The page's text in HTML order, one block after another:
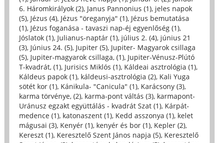
6. Háromkirályok (2), Janus Pannonius (1), jeles napok
(5), Jézus (4), Jézus "öreganyja" (1), Jézus bemutatása
(1), Jézus foganása - tavaszi nap-éj egyenlőség (1),
Jóslatok (1), Julianus-naptár (1), július 2. (4), június 21
(3), Június 24. (5), Jupiter (5), Jupiter- Magyarok csillaga
(5), Jupiter-magyarok csillaga, (1), Jupiter-Vénusz-Plútó
T-kvadrát, (1), Jurisics Miklós (1), Káldeai asztrológia (1),
Káldeus papok (1), káldeusi-asztrológia (2), Kali Yuga
sötét kor (1), Kánikula- "Canicula" (1), Karácsony (3),
karma törvénye, (2), karma-pont váltás (3), karmapont-
Uránusz egzakt együttálás - kvadrát Szat (1), Kárpát-
medence (1), katonaszent (1), Kedd asszonya (1), kelet
mágusai (3), Kenyér (1), kenyér és bor (1), Kepler (2),
Kereszt (1), Keresztelő Szent János napja (5), Keresztelő